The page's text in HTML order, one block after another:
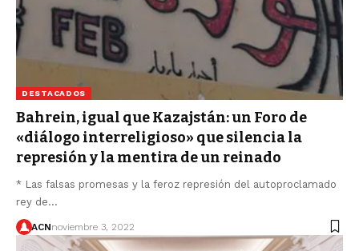
DESTACADOS
Bahrein, igual que Kazajstán: un Foro de
«diálogo interreligioso» que silencia la
represión y la mentira de un reinado
* Las falsas promesas y la feroz represión del autoproclamado
rey de…
ACNnoviembre 3, 2022